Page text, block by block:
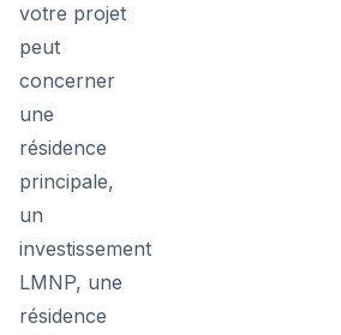
votre projet
peut
concerner
une
résidence
principale,
un
investissement
LMNP, une
résidence